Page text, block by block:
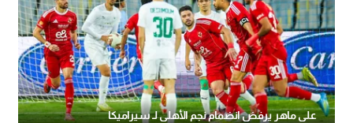
علي ماهر يرفض انضمام نجم الأهلي لـ سيراميكا